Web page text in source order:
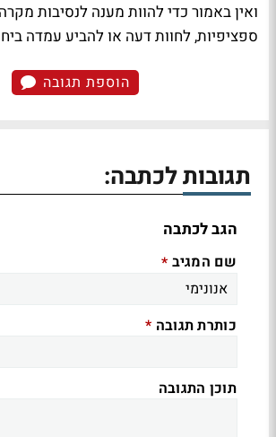
ואין באמור כדי להוות מענה לנסיבות
ספציפיות, לחוות דעה או להביע עמדה
הוספת תגובה
תגובות לכתבה:
הגב לכתבה
שם המגיב *
כותרת תגובה *
תוכן התגובה